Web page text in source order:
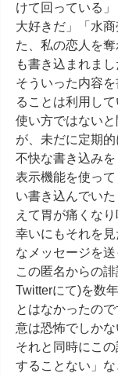
けて回っている
大好きだ」「水
た、私の恋人を
も書き込まれまし
そういった内容
ることは利用し
使い方ではない
が、未だに定期的
不快な書き込み
表示機能を使っ
い書き込んでい
えて胃が痛くな
幸いにもそれを
なメッセージを
この匿名からの
Twitterにて)を数
とはなかったの
意は恐怖でしかな
それと同時にこ
することない」な